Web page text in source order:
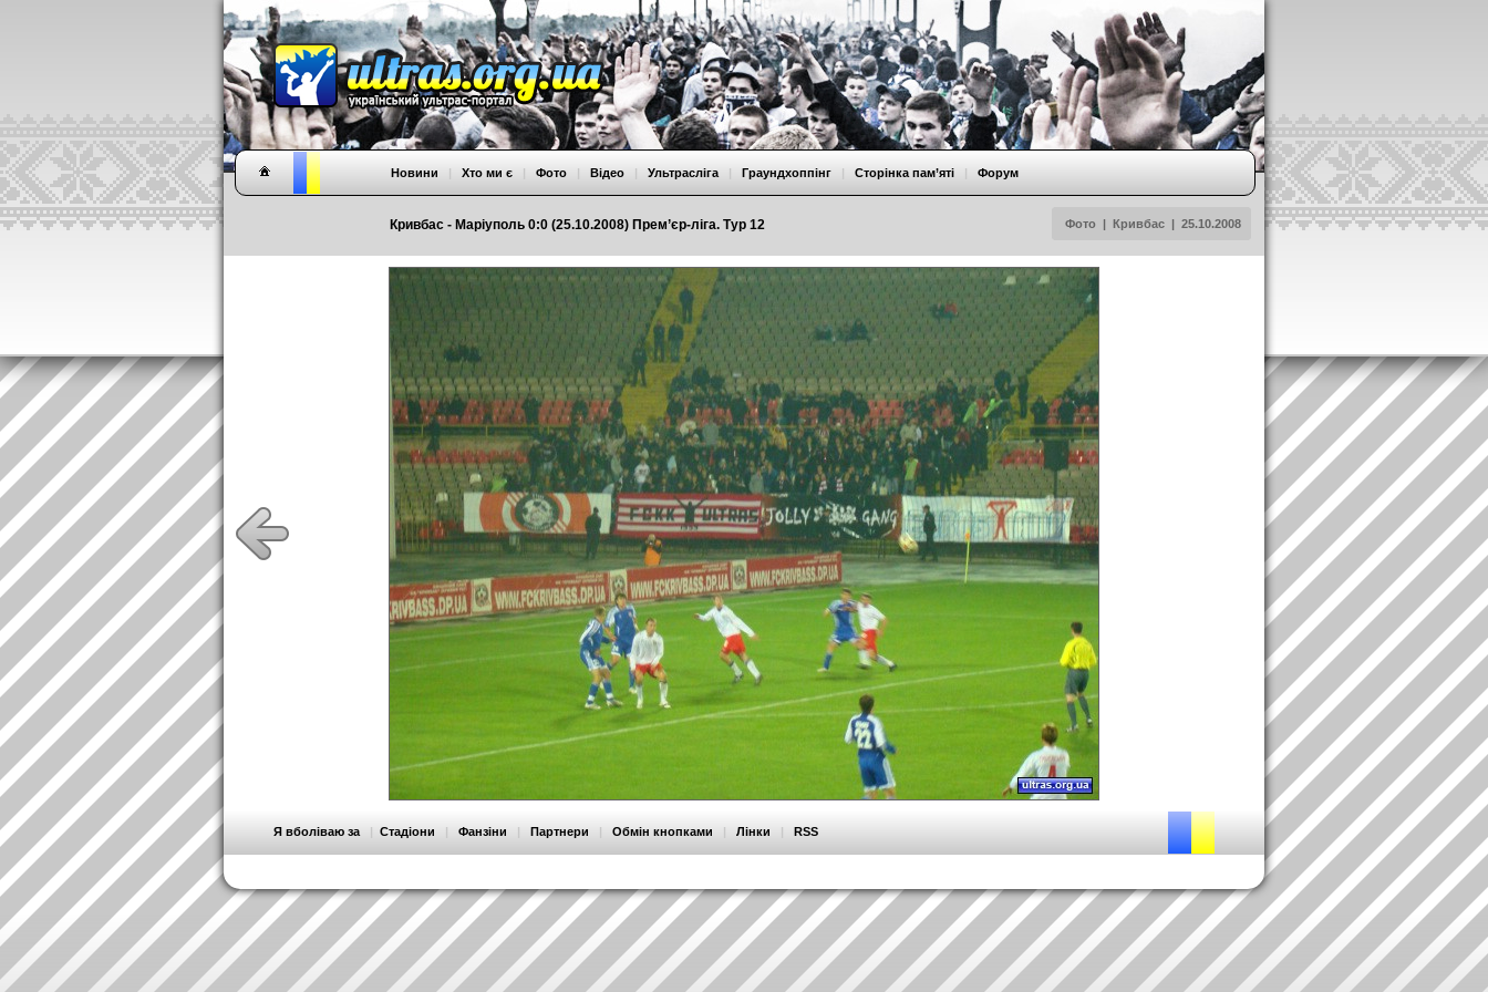
Кривбас - Маріуполь 0:0 (25.10.2008) Прем’єр-ліга. Тур 12 Фото | Кривбас | 25.10.2008
Новини | Хто ми є | Фото | Відео | Ультрасліга | Граундхоппінг | Сторінка пам’яті | Форум
Я вболіваю за | Стадіони | Фанзіни | Партнери | Обмін кнопками | Лінки | RSS